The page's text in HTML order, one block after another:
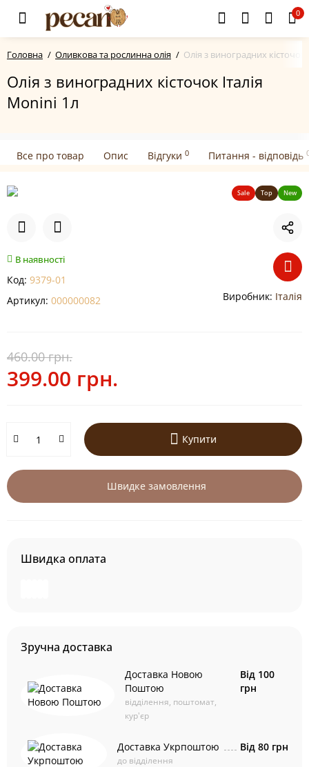
0
Головна Оливкова та рослинна олія Олія з виноградних кісточок
Олія з виноградних кісточок Італія
Monini 1л
Все про товар Опис Відгуки 0 Питання - відповідь
Sale Top New
В наявності
Код: 9379-01
Артикул: 000000082 Виробник: Італія
460.00 грн.
399.00 грн.
Купити
Швидке замовлення
Швидка оплата
Зручна доставка
Доставка Новою
Поштою
відділення, поштомат,
кур'єр
Від 100
грн
Доставка Укрпоштою
до відділення
Від 80 грн